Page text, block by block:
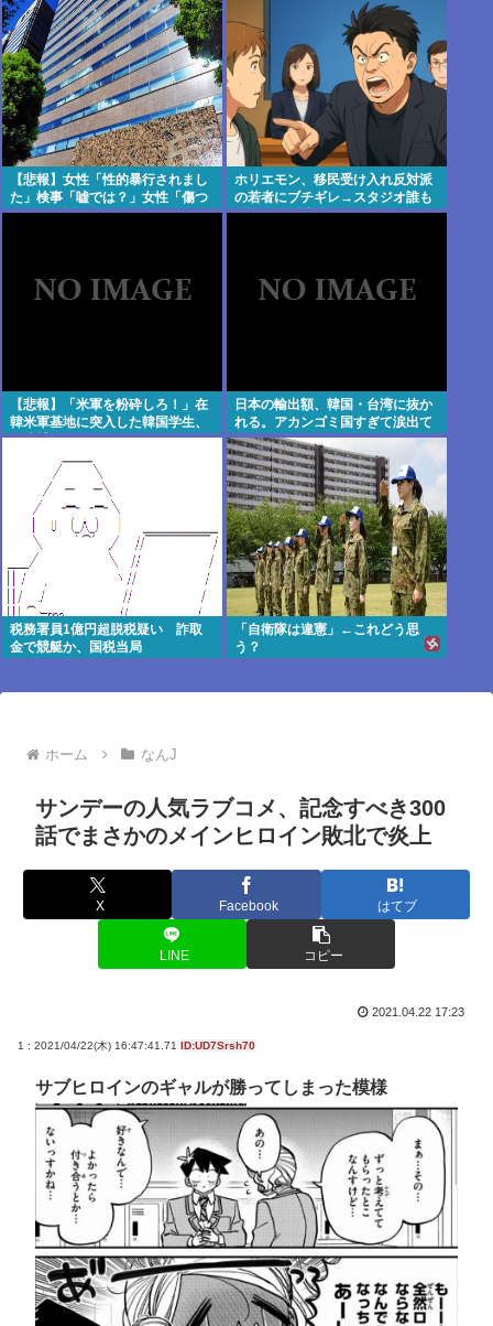
【悲報】女性「性的暴行されまし
た」検事「嘘では？」女性「傷つ
いたので訴えます」
ホリエモン、移民受け入れ反対派
の若者にブチギレ→スタジオ誰も
反論できず沈黙w #動画 | 移民じゃ
【悲報】「米軍を粉砕しろ！」在
韓米軍基地に突入した韓国学生、
即逮捕
日本の輸出額、韓国・台湾に抜か
れる。アカンゴミ国すぎて涙出て
きた…
税務署員1億円超脱税疑い 詐取
金で競艇か、国税当局
「自衛隊は違憲」←これどう思
う？
ホーム なんJ
サンデーの人気ラブコメ、記念すべき300
話でまさかのメインヒロイン敗北で炎上
X Facebook はてブ
LINE コピー
2021.04.22 17:23
1 : 2021/04/22(木) 16:47:41.71 ID:UD7Srsh70
サブヒロインのギャルが勝ってしまった模様